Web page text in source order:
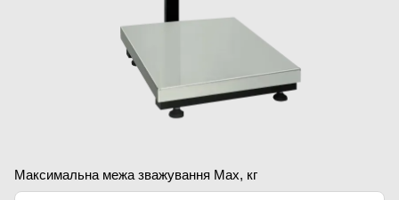
Максимальна межа зважування Мах, кг